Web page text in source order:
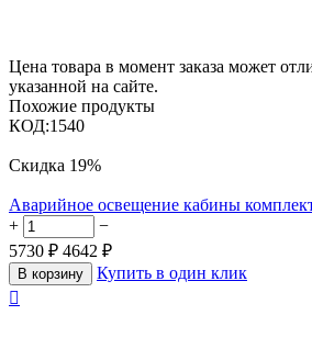
Цена товара в момент заказа может
указанной на сайте.
Похожие продукты
КОД:1540
Скидка 19%
Аварийное освещение кабины
+
−
5730 ₽ 4642 ₽
В корзину
Купить в один клик
